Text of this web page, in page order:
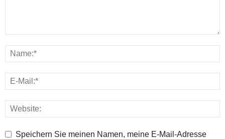
Speichern Sie meinen Namen, meine E-Mail-Adresse